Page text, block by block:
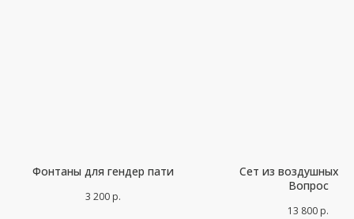
Фонтаны для гендер пати
3 200 р.
Сет из воздушных
Вопрос
13 800 р.